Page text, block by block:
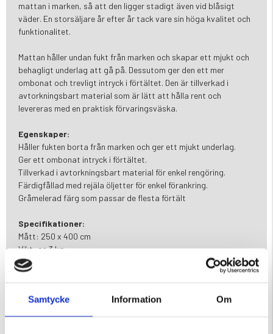
Samtycke Information Om
mattan i marken, så att den ligger stadigt även vid blåsigt
väder. En storsäljare år efter år tack vare sin höga kvalitet och
funktionalitet.
Mattan håller undan fukt från marken och skapar ett mjukt och
behagligt underlag att gå på. Dessutom ger den ett mer
ombonat och trevligt intryck i förtältet. Den är tillverkad i
avtorkningsbart material som är lätt att hålla rent och
levereras med en praktisk förvaringsväska.
Egenskaper:
Håller fukten borta från marken och ger ett mjukt underlag.
Ger ett ombonat intryck i förtältet.
Tillverkad i avtorkningsbart material för enkel rengöring.
Färdigfållad med rejäla öljetter för enkel förankring.
Gråmelerad färg som passar de flesta förtält
Specifikationer:
Mått: 250 x 400 cm
Vikt: ca 3 kg
Färg: Gråmelerad
Skötselråd:
fukt och smuts tränger upp.